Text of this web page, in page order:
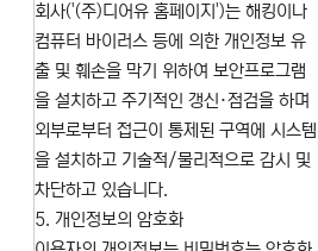
회사('(주)디어유 홈페이지')는 해킹이나
컴퓨터 바이러스 등에 의한 개인정보 유
출 및 훼손을 막기 위하여 보안프로그램
을 설치하고 주기적인 갱신·점검을 하며
외부로부터 접근이 통제된 구역에 시스템
을 설치하고 기술적/물리적으로 감시 및
차단하고 있습니다.
5. 개인정보의 암호화